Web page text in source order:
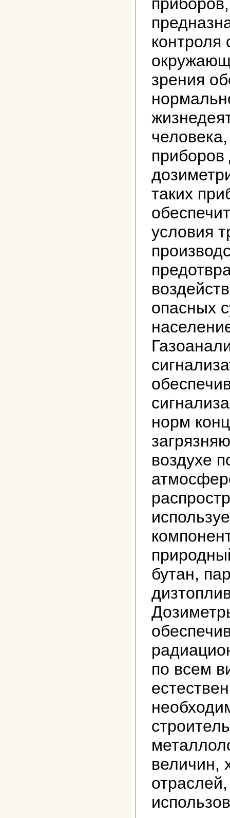
контроля
зрения
приборов
таких
условия
опасных
норм
воздухе
бутан,
по всем
величин,